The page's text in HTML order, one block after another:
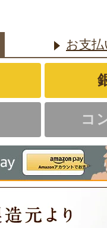
お支
コ